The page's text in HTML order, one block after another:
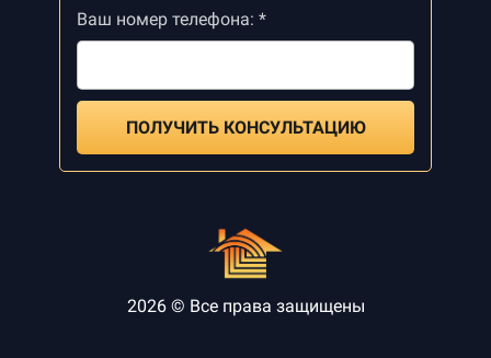
Ваш номер телефона: *
ПОЛУЧИТЬ КОНСУЛЬТАЦИЮ
2026 © Все права защищены